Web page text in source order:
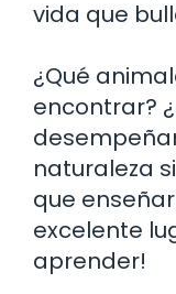
vida que
¿Qué
encontrar?
naturaleza
que
excelente
aprender!